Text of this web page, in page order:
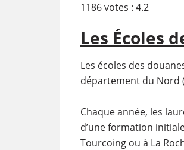
1186votes : 4.2
Les Écoles
Les écoles des
département du Nord
Chaque année, les
d’une formation
Tourcoing ou à La